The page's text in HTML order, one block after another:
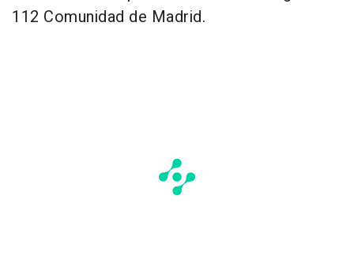
112 Comunidad de Madrid.